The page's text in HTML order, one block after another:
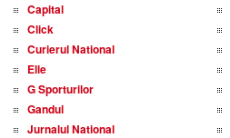
Capital
Click
Curierul National
Elle
G Sporturilor
Gandul
Jurnalul National